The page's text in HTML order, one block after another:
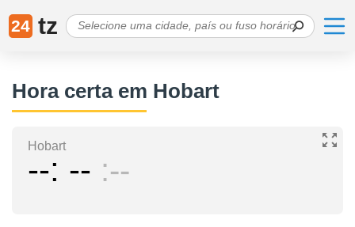
24 tz
Hora certa em Hobart
Hobart
-- -- --